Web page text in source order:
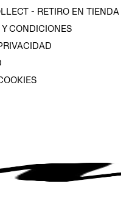
- RETIRO EN TIENDA
CONDICIONES